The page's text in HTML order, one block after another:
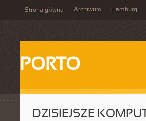
Strona główna Archiwum Hamburg
PORTO
DZISIEJSZE